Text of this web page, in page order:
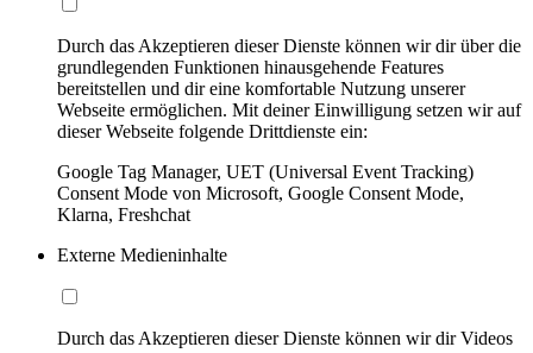
Durch das Akzeptieren dieser Dienste können wir dir über die
grundlegenden Funktionen hinausgehende Features
bereitstellen und dir eine komfortable Nutzung unserer
Webseite ermöglichen. Mit deiner Einwilligung setzen wir auf
dieser Webseite folgende Drittdienste ein:
Google Tag Manager, UET (Universal Event Tracking)
Consent Mode von Microsoft, Google Consent Mode,
Klarna, Freshchat
Externe Medieninhalte
Durch das Akzeptieren dieser Dienste können wir dir Videos